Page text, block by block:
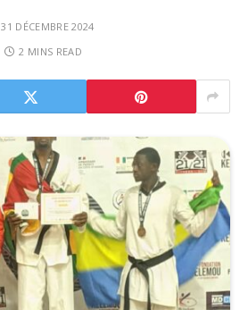
31 DÉCEMBRE 2024
2 MINS READ